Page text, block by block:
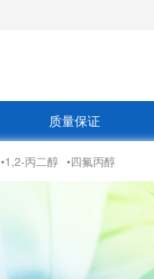
质量保证
•1,2-丙二醇 •四氟丙醇